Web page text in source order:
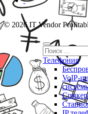
© 2026 IT Vendor
Телефония
VoIP-